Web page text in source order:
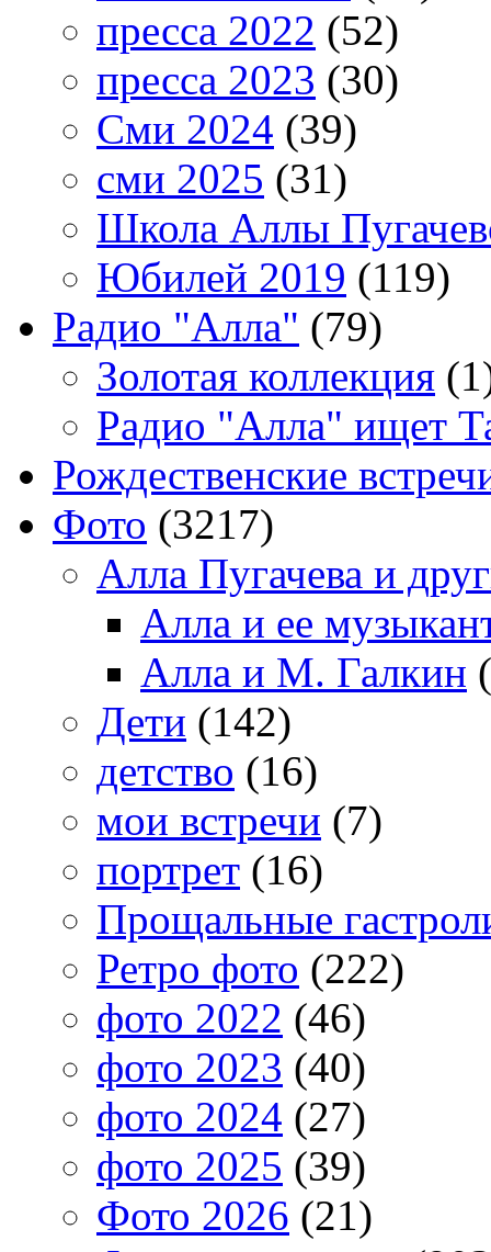
пресса 2022 (52)
пресса 2023 (30)
Сми 2024 (39)
сми 2025 (31)
Школа Аллы
Юбилей 2019 (119)
Радио "Алла" (79)
Золотая коллекция
Радио "Алла" ищет
Рождественские
Фото (3217)
Алла Пугачева и
Алла и ее
Алла и М. Галкин
Дети (142)
детство (16)
мои встречи (7)
портрет (16)
Прощальные
Ретро фото (222)
фото 2022 (46)
фото 2023 (40)
фото 2024 (27)
фото 2025 (39)
Фото 2026 (21)